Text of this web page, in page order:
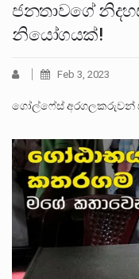
ජනතාවගේ
නියෝගයක්!
Feb 3, 2023
ගෝල්ෆේස් අරගලකරුවන්